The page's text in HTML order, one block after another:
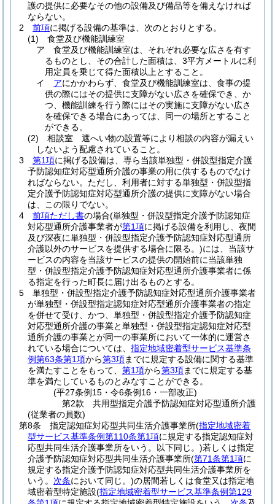
護の提供に必要なその他の設備及び備品等を備えなければ
ならない。
2
前項に掲げる設備の基準は、次のとおりとする。
(1)
食堂及び機能訓練室
ア
食堂及び機能訓練室は、それぞれ必要な広さを有す
るものとし、その合計した面積は、3平方メートルに利
用定員を乗じて得た面積以上とすること。
イ
アにかかわらず、食堂及び機能訓練室は、食事の提
供の際にはその提供に支障がない広さを確保でき、か
つ、機能訓練を行う際にはその実施に支障がない広さ
を確保できる場合にあっては、同一の場所とすること
ができる。
(2)
相談室 遮へい物の設置等により相談の内容が漏えい
しないよう配慮されていること。
3
第1項に掲げる設備は、専ら当該単独型・併設型指定介護
予防認知症対応型通所介護の事業の用に供するものでなけ
ればならない。 ただし、利用者に対する単独型・併設型指
定介護予防認知症対応型通所介護の提供に支障がない場合
は、この限りでない。
4
前項ただし書の場合(単独型・併設型指定介護予防認知症
対応型通所介護事業者が第1項に掲げる設備を利用し、夜間
及び深夜に単独型・併設型指定介護予防認知症対応型通所
介護以外のサービスを提供する場合に限る。)には、当該サ
ービスの内容を当該サービスの提供の開始前に当該単独
型・併設型指定介護予防認知症対応型通所介護事業者に係
る指定を行った町長に届け出るものとする。
5
単独型・併設型指定介護予防認知症対応型通所介護事業者
が単独型・併設型指定認知症対応型通所介護事業者の指定
を併せて受け、かつ、単独型・併設型指定介護予防認知症
対応型通所介護の事業と単独型・併設型指定認知症対応型
通所介護の事業とが同一の事業所において一体的に運営さ
れている場合については、 指定地域密着型サービス基準条
例第63条第1項から第3項までに規定する設備に関する基準
を満たすことをもって、 第1項から第3項までに規定する基
準を満たしているものとみなすことができる。
(平27条例15・令6条例16・一部改正)
第2款
共用型指定介護予防認知症対応型通所介護
(従業者の員数)
第8条
指定認知症対応型共同生活介護事業所(指定地域密着
型サービス基準条例第110条第1項に規定する指定認知症対
応型共同生活介護事業所をいう。以下同じ。)若しくは指定
介護予防認知症対応型共同生活介護事業所(第71条第1項に
規定する指定介護予防認知症対応型共同生活介護事業所を
いう。 次条において同じ。)の居間若しくは食堂又は指定地
域密着型特定施設(指定地域密着型サービス基準条例第129